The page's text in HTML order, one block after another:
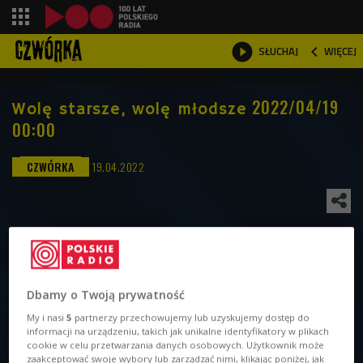
 SŁUCHAJ  WIĘCEJ

Wolę starsze, wolę młodsze 2022/04/19
00:00
19.04.2022
Dbamy o Twoją prywatność
My i nasi5 partnerzy przechowujemy lub uzyskujemy dostęp do
informacji na urządzeniu, takich jak unikalne identyfikatory w plikach
cookie w celu przetwarzania danych osobowych. Użytkownik może
zaakceptować swoje wybory lub zarządzać nimi, klikając poniżej, jak